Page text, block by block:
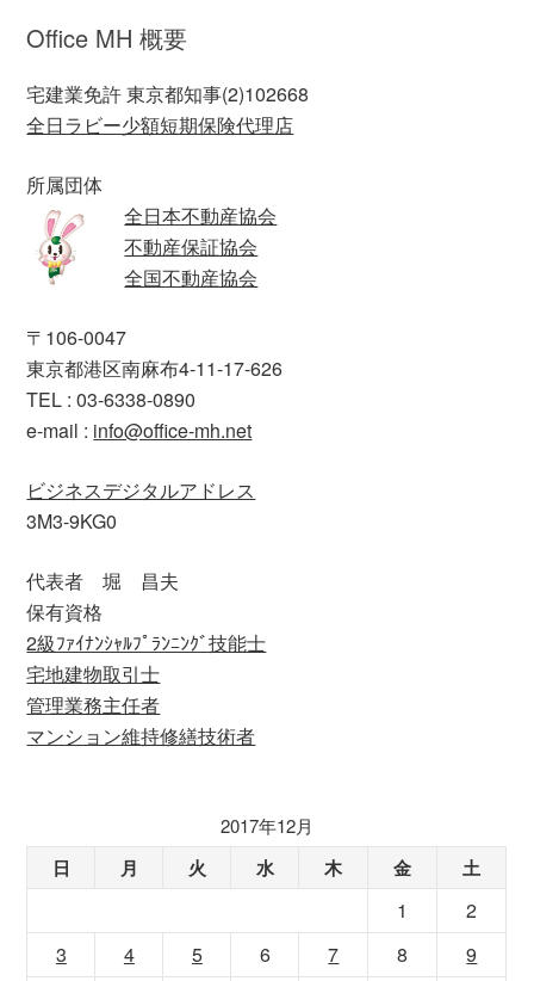
Office MH 概要
宅建業免許 東京都知事(2)102668
全日ラビー少額短期保険代理店
所属団体
全日本不動産協会
不動産保証協会
全国不動産協会
〒106-0047
東京都港区南麻布4-11-17-626
TEL : 03-6338-0890
e-mail : info@office-mh.net
ビジネスデジタルアドレス
3M3-9KG0
代表者 堀 昌夫
保有資格
2級ﾌｧｲﾅﾝｼｬﾙﾌﾟﾗﾝﾆﾝｸﾞ技能士
宅地建物取引士
管理業務主任者
マンション維持修繕技術者
2017年12月
日 月 火 水 木 金 土
1
2
3
4 5 6 7 8
9